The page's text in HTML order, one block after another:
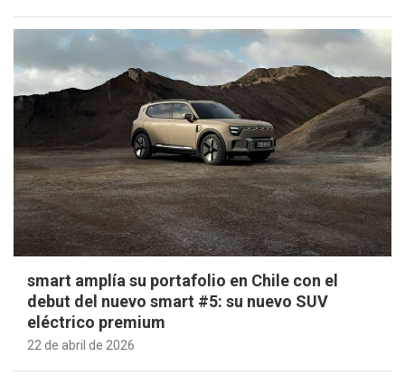
smart amplía su portafolio en Chile con el
debut del nuevo smart #5: su nuevo SUV
eléctrico premium
22 de abril de 2026